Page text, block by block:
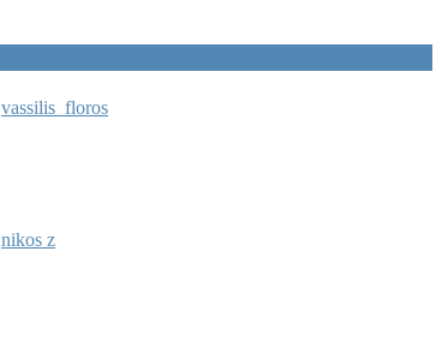
vassilis_floros
nikos z